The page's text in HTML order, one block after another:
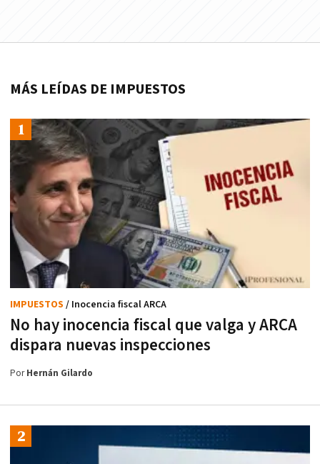
MÁS LEÍDAS DE IMPUESTOS
No hay inocencia fiscal que valga y ARCA
dispara nuevas inspecciones
IMPUESTOS / Inocencia fiscal ARCA
PorHernán Gilardo